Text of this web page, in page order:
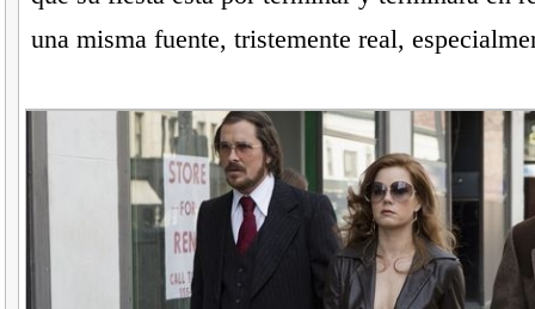
una misma fuente, tristemente real,